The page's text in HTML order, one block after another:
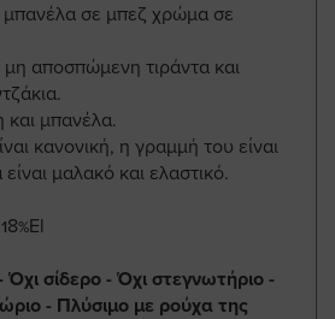
μπανέλα σε μπεζ χρώμα σε
αποσπώμενη τιράντα και
και μπανέλα.
κανονική, η γραμμή του είναι
μαλακό και ελαστικό.
Όχι σίδερο - Όχι στεγνωτήριο -
- Πλύσιμο με ρούχα της